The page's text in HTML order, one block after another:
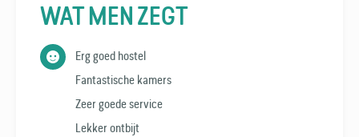
WAT MEN ZEGT
Erg goed hostel
Fantastische kamers
Zeer goede service
Lekker ontbijt